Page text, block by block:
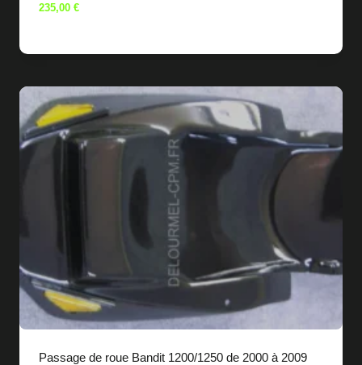
235,00 €
Passage de roue Bandit 1200/1250 de 2000 à 2009